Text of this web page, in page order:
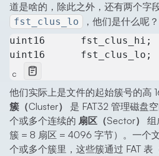
道是啥的，除此之外，还有两个字
fst_clus_lo ，他们是什么呢？
uint16      fst_clus_hi;
uint16      fst_clus_lo;
c
他们实际上是文件的起始簇号的高
簇（Cluster）
是 FAT32 管理磁盘
个或多个连续的 扇区（Sector）
组
簇 = 8 扇区 = 4096 字节）。一个
个或多个簇里，这些簇通过 FAT 表